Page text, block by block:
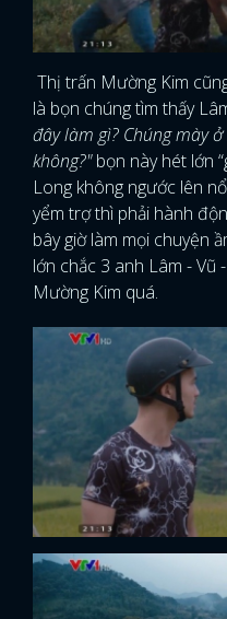
Thị trấn Mường Kim
là bọn chúng tìm thấy
đây làm gì? Chúng mày
không?"bọn này hét lớn
Long không ngước lên
yểm trợ thì phải hành
bây giờ làm mọi chuyện
lớn chắc 3 anh Lâm - Vũ
Mường Kim quá.